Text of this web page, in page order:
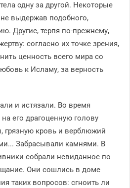
одну за другой. Некоторые
выдержав подобного,
Другие, терпя по-прежнему,
согласно их точке зрения,
ценность всего мира со
к Исламу, за верность
и истязали. Во время
его драгоценную голову
грязную кровь и верблюжий
Забрасывали камнями. В
собрали невиданное по
Они сошлись в доме
таких вопросов: сгноить ли